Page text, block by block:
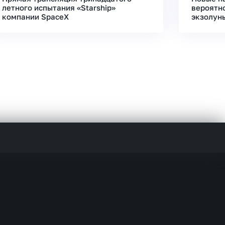
летного испытания «Starship»
компании SpaceX